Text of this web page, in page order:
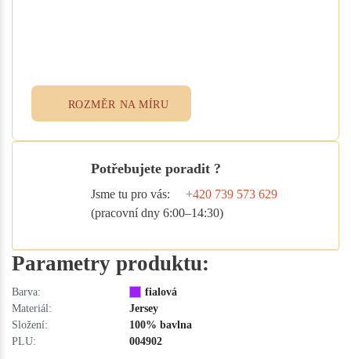
ROZMĚR NA MÍRU
Potřebujete poradit ?
Jsme tu pro vás:
+420 739 573 629
(pracovní dny 6:00–14:30)
Parametry produktu:
Barva:
fialová
Materiál:
Jersey
Složení:
100% bavlna
PLU:
004902